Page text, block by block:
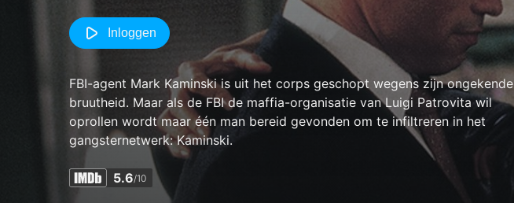
Inloggen
FBI-agent Mark Kaminski is uit het corps geschopt wegens zijn ongekende
bruutheid. Maar als de FBI de maffia-organisatie van Luigi Patrovita wil
oprollen wordt maar één man bereid gevonden om te infiltreren in het
gangsternetwerk: Kaminski.
5.6/10